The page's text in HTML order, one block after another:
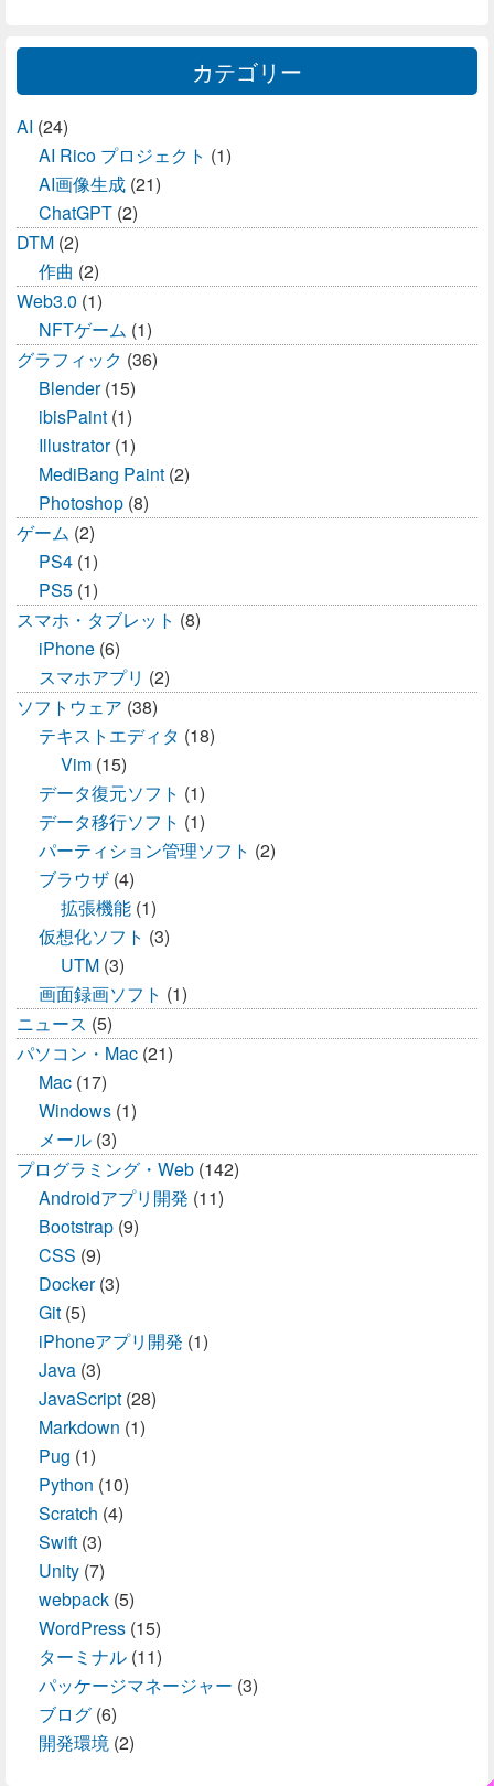
カテゴリー
AI (24)
AI Rico プロジェクト (1)
AI画像生成 (21)
ChatGPT (2)
DTM (2)
作曲 (2)
Web3.0 (1)
NFTゲーム (1)
グラフィック (36)
Blender(15)
ibisPaint (1)
Illustrator(1)
MediBang Paint (2)
Photoshop (8)
ゲーム (2)
PS4 (1)
PS5 (1)
スマホ・タブレット (8)
iPhone (6)
スマホアプリ (2)
ソフトウェア (38)
テキストエディタ (18)
Vim (15)
データ復元ソフト (1)
データ移行ソフト (1)
パーティション管理ソフト (2)
ブラウザ (4)
拡張機能 (1)
仮想化ソフト (3)
UTM (3)
画面録画ソフト (1)
ニュース (5)
パソコン・Mac (21)
Mac (17)
Windows (1)
メール (3)
プログラミング・Web (142)
Androidアプリ開発 (11)
Bootstrap (9)
CSS (9)
Docker(3)
Git (5)
iPhoneアプリ開発 (1)
Java (3)
JavaScript (28)
Markdown (1)
Pug (1)
Python (10)
Scratch (4)
Swift (3)
Unity (7)
webpack (5)
WordPress (15)
ターミナル (11)
パッケージマネージャー (3)
ブログ (6)
開発環境 (2)